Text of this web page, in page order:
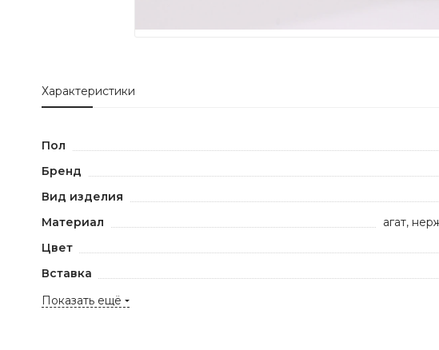
Характеристики
Пол
Бренд
Вид изделия
Материал
агат,
Цвет
Вставка
Показать ещё